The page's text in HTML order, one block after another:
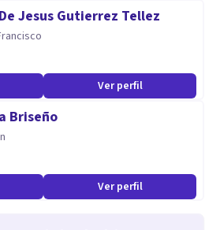
Jesus Gutierrez Tellez
Ver perfil
Briseño
Ver perfil